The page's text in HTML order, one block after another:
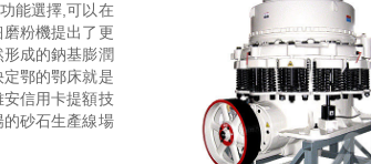
能選擇,可以在
粉機提出了更
成的鈉基膨潤
鄂的鄂床就是
信用卡提額技
砂石生產線場